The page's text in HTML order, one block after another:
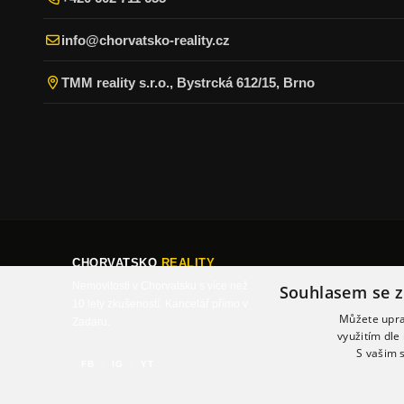
info@chorvatsko-reality.cz
TMM reality s.r.o., Bystrcká 612/15, Brno
CHORVATSKOREALITY
Souhlasem se
Můžete
využitím dle
S vašim